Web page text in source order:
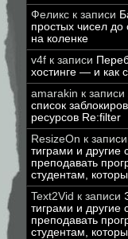
Феликс к записи
простых чисел
на коленке
v4f к записи
хостинге — и как
amarakin к записи
список
ресурсов Re:filter
ResizeOn к записи
тиграми и другие
преподавать
студентам,
Text2Vid к записи
тиграми и другие
преподавать
студентам,